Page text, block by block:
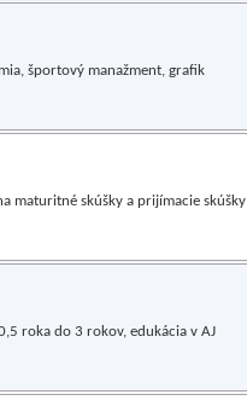
športový manažment, grafik
maturitné skúšky a prijímacie skúšky
roka do 3 rokov, edukácia v AJ